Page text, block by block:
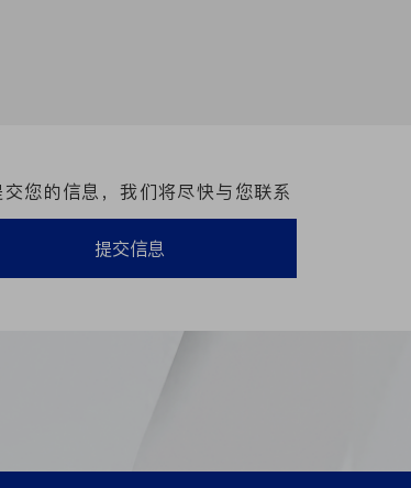
交您的信息，我们将尽快与您联系
提交信息